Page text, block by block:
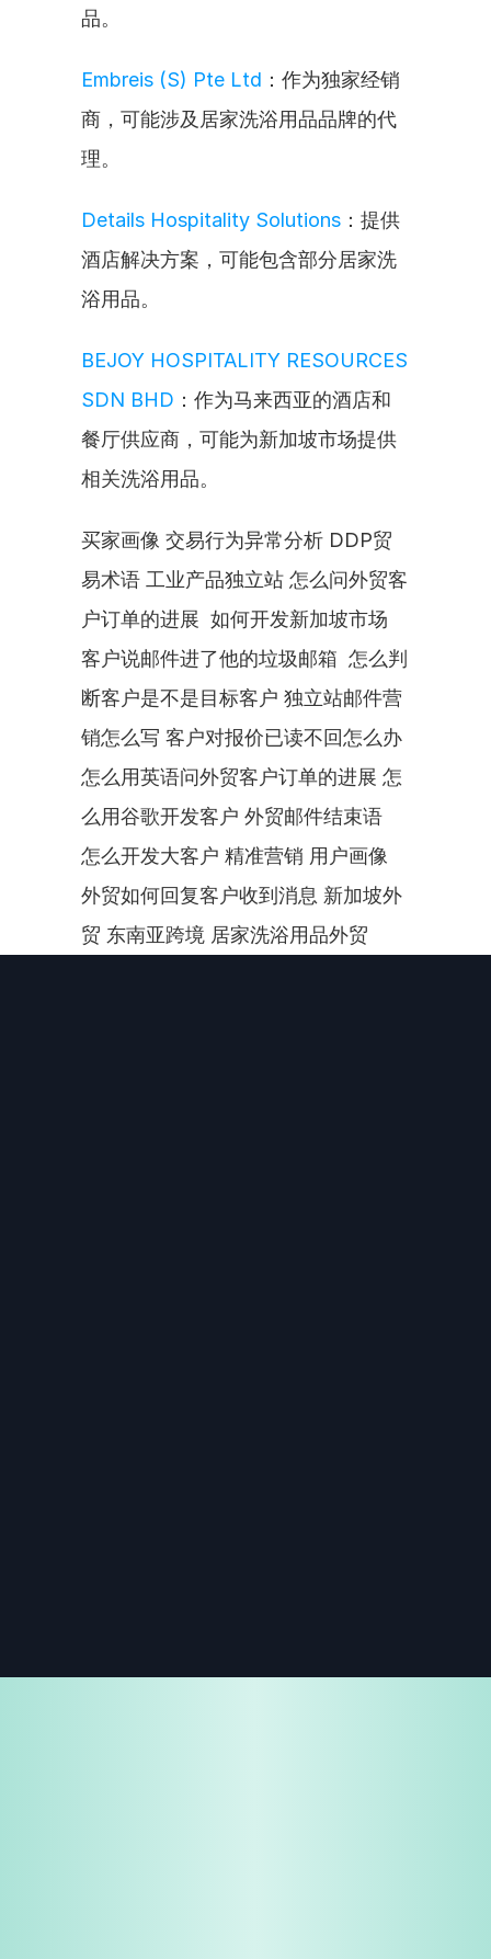
品。
Embreis (S) Pte Ltd ：作为独家经销
商，可能涉及居家洗浴用品品牌的代
理。
Details Hospitality Solutions ：提供
酒店解决方案，可能包含部分居家洗
浴用品。
BEJOY HOSPITALITY RESOURCES
SDN BHD ：作为马来西亚的酒店和
餐厅供应商，可能为新加坡市场提供
相关洗浴用品。
买家画像 交易行为异常分析 DDP贸
易术语 工业产品独立站 怎么问外贸客
户订单的进展  如何开发新加坡市场
客户说邮件进了他的垃圾邮箱  怎么判
断客户是不是目标客户 独立站邮件营
销怎么写 客户对报价已读不回怎么办
怎么用英语问外贸客户订单的进展 怎
么用谷歌开发客户 外贸邮件结束语
怎么开发大客户 精准营销 用户画像
外贸如何回复客户收到消息 新加坡外
贸 东南亚跨境 居家洗浴用品外贸